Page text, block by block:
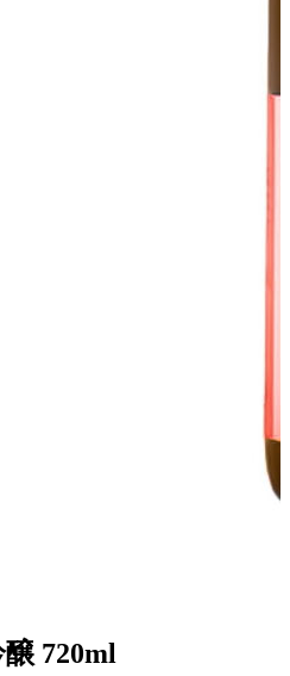
720ml